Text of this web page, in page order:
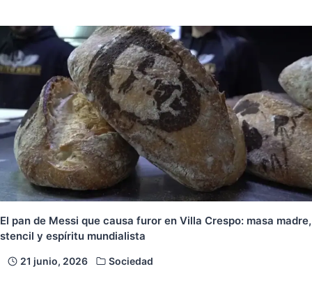
El pan de Messi que causa furor en Villa Crespo: masa madre,
stencil y espíritu mundialista
21 junio, 2026 Sociedad